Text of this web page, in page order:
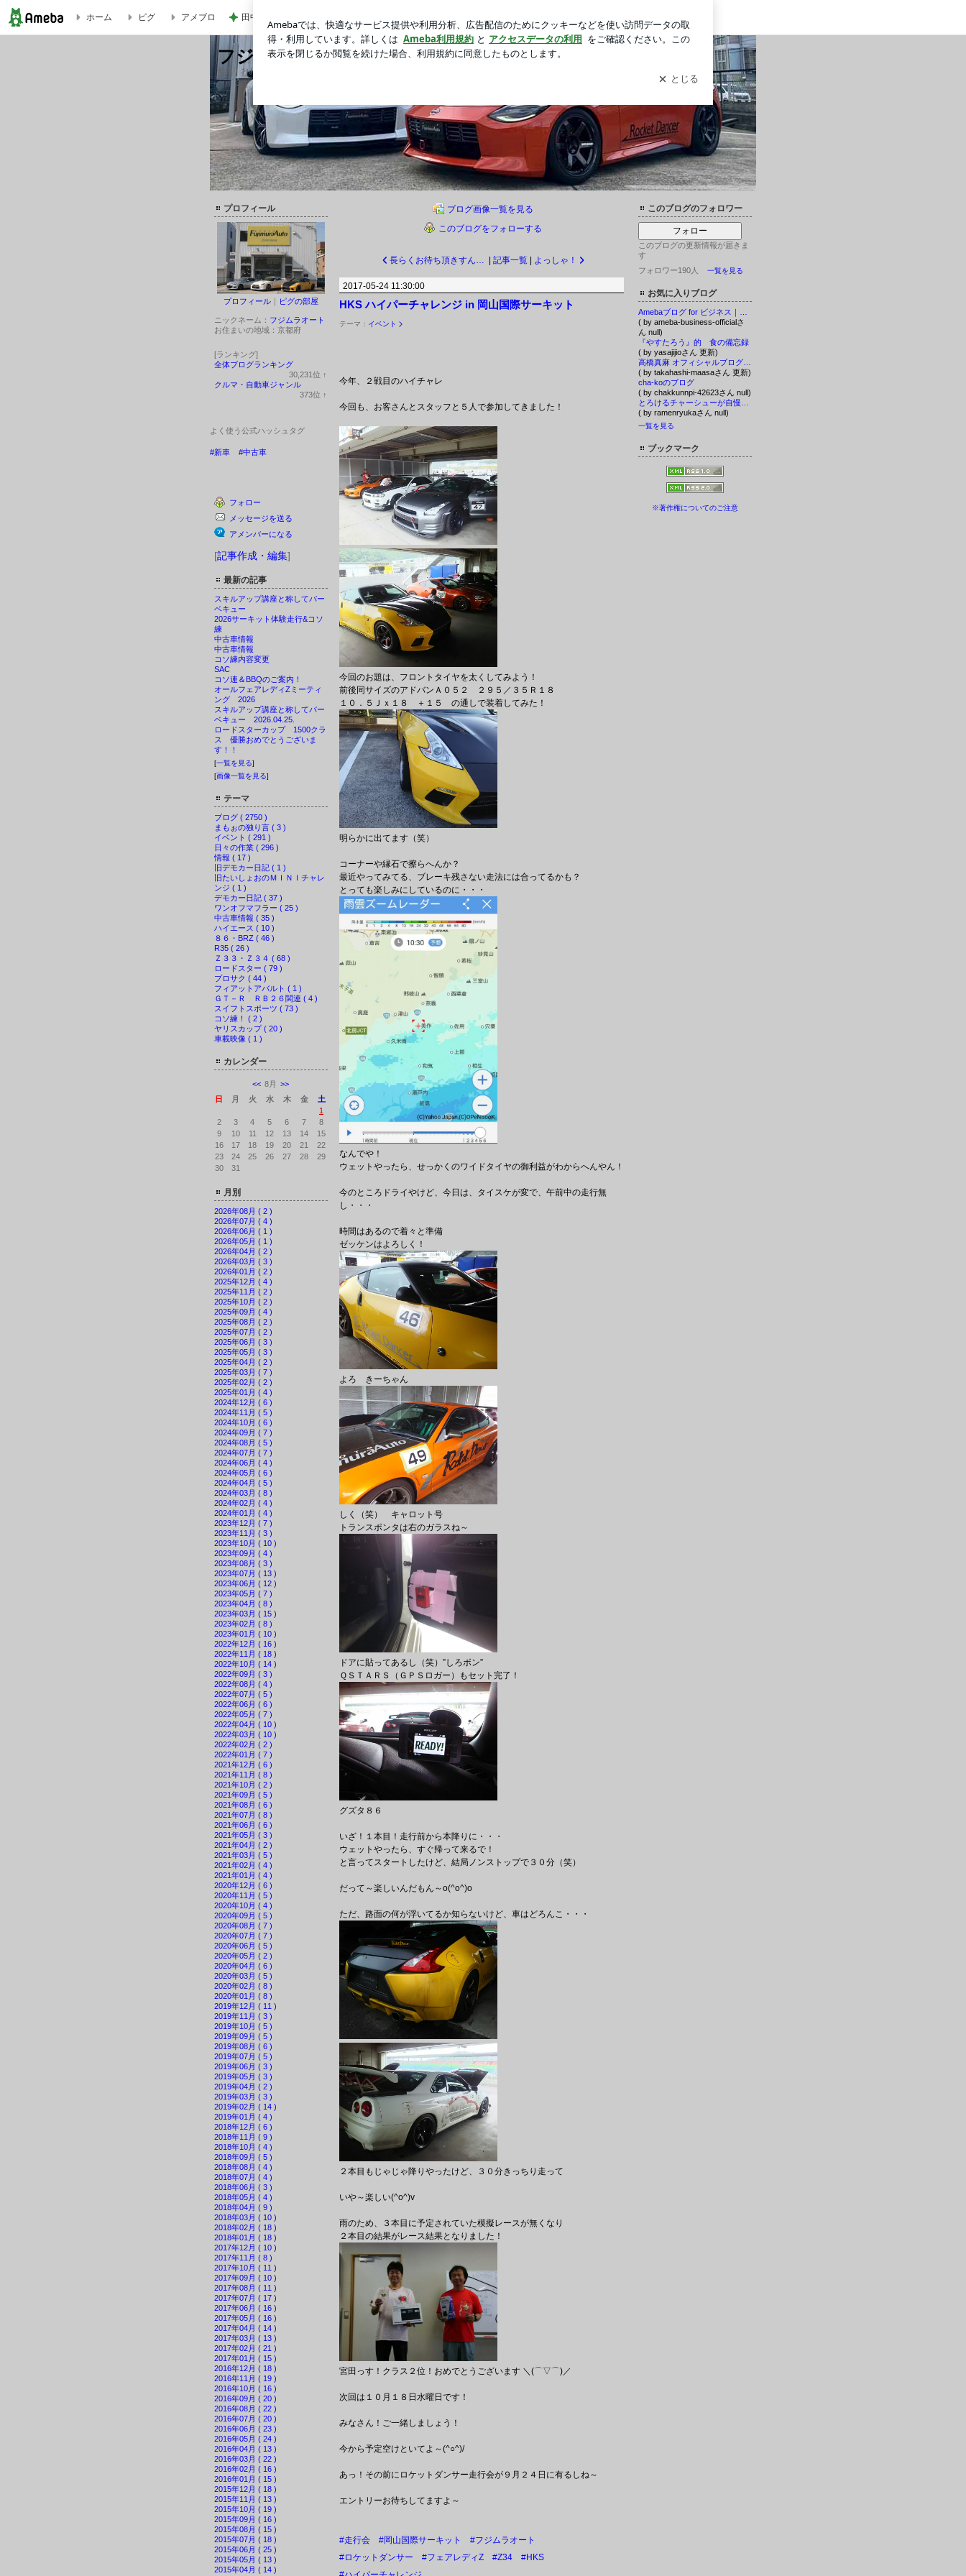
HKS ハイパーチャレンジ in 岡山国際サーキット | フジムラオートのブログ
ホーム ピグ アメブロ 田中健 広島の放送を見てした黙祷
フジムラオートのブログ
毎度！おおきに！京都のフジムラオートです。 フジムラオートの日常を紹介しております。
プロフィール
プロフィール ｜ ピグの部屋
ニックネーム： フジムラオート
お住まいの地域： 京都府
[ランキング]
全体ブログランキング
30,231位 ↑
クルマ・自動車ジャンル
373位 ↑
よく使う公式ハッシュタグ
#新車 #中古車
フォロー
メッセージを送る
アメンバーになる
[記事作成・編集]
最新の記事
スキルアップ講座と称してバー
ベキュー
2026サーキット体験走行&コソ
練
中古車情報
中古車情報
コソ練内容変更
SAC
コソ連＆BBQのご案内！
オールフェアレディZミーティ
ング 2026
スキルアップ講座と称してバー
ベキュー 2026.04.25.
ロードスターカップ 1500クラ
ス 優勝おめでとうございま
す！！
[一覧を見る]
[画像一覧を見る]
テーマ
ブログ ( 2750 )
まもぉの独り言 ( 3 )
イベント ( 291 )
日々の作業 ( 296 )
情報 ( 17 )
旧デモカー日記 ( 1 )
旧たいしょおのＭＩＮＩチャレ
ンジ ( 1 )
デモカー日記 ( 37 )
ワンオフマフラー ( 25 )
中古車情報 ( 35 )
ハイエース ( 10 )
８６・BRZ ( 46 )
R35 ( 26 )
Ｚ３３・Ｚ３４ ( 68 )
ロードスター ( 79 )
プロサク ( 44 )
フィアットアバルト ( 1 )
ＧＴ－Ｒ ＲＢ２６関連 ( 4 )
スイフトスポーツ ( 73 )
コソ練！ ( 2 )
ヤリスカップ ( 20 )
車載映像 ( 1 )
カレンダー
<< 8月 >>
日
月 火 水 木 金
土
1
2
3 4 5 6 7
8
9
10 11 12 13 14
15
16
17 18 19 20 21
22
23
24 25 26 27 28
29
30
31
月別
2026年08月 ( 2 )
2026年07月 ( 4 )
2026年06月 ( 1 )
2026年05月 ( 1 )
2026年04月 ( 2 )
2026年03月 ( 3 )
2026年01月 ( 2 )
2025年12月 ( 4 )
2025年11月 ( 2 )
2025年10月 ( 2 )
2025年09月 ( 4 )
2025年08月 ( 2 )
2025年07月 ( 2 )
2025年06月 ( 3 )
2025年05月 ( 3 )
2025年04月 ( 2 )
2025年03月 ( 7 )
2025年02月 ( 2 )
2025年01月 ( 4 )
2024年12月 ( 6 )
2024年11月 ( 5 )
2024年10月 ( 6 )
2024年09月 ( 7 )
2024年08月 ( 5 )
2024年07月 ( 7 )
2024年06月 ( 4 )
2024年05月 ( 6 )
2024年04月 ( 5 )
2024年03月 ( 8 )
2024年02月 ( 4 )
2024年01月 ( 4 )
2023年12月 ( 7 )
2023年11月 ( 3 )
2023年10月 ( 10 )
2023年09月 ( 4 )
2023年08月 ( 3 )
2023年07月 ( 13 )
2023年06月 ( 12 )
2023年05月 ( 7 )
2023年04月 ( 8 )
2023年03月 ( 15 )
2023年02月 ( 8 )
2023年01月 ( 10 )
2022年12月 ( 16 )
2022年11月 ( 18 )
2022年10月 ( 14 )
2022年09月 ( 3 )
2022年08月 ( 4 )
2022年07月 ( 5 )
2022年06月 ( 6 )
2022年05月 ( 7 )
2022年04月 ( 10 )
2022年03月 ( 10 )
2022年02月 ( 2 )
2022年01月 ( 7 )
2021年12月 ( 6 )
2021年11月 ( 8 )
2021年10月 ( 2 )
2021年09月 ( 5 )
2021年08月 ( 6 )
2021年07月 ( 8 )
2021年06月 ( 6 )
2021年05月 ( 3 )
2021年04月 ( 2 )
2021年03月 ( 5 )
2021年02月 ( 4 )
2021年01月 ( 4 )
2020年12月 ( 6 )
2020年11月 ( 5 )
2020年10月 ( 4 )
2020年09月 ( 5 )
2020年08月 ( 7 )
2020年07月 ( 7 )
2020年06月 ( 5 )
2020年05月 ( 2 )
2020年04月 ( 6 )
2020年03月 ( 5 )
2020年02月 ( 8 )
2020年01月 ( 8 )
2019年12月 ( 11 )
2019年11月 ( 3 )
2019年10月 ( 5 )
2019年09月 ( 5 )
2019年08月 ( 6 )
2019年07月 ( 5 )
2019年06月 ( 3 )
2019年05月 ( 3 )
2019年04月 ( 2 )
2019年03月 ( 3 )
2019年02月 ( 14 )
2019年01月 ( 4 )
2018年12月 ( 6 )
2018年11月 ( 9 )
2018年10月 ( 4 )
2018年09月 ( 5 )
2018年08月 ( 4 )
2018年07月 ( 4 )
2018年06月 ( 3 )
2018年05月 ( 4 )
2018年04月 ( 9 )
2018年03月 ( 10 )
2018年02月 ( 18 )
2018年01月 ( 18 )
2017年12月 ( 10 )
2017年11月 ( 8 )
2017年10月 ( 11 )
2017年09月 ( 10 )
2017年08月 ( 11 )
2017年07月 ( 17 )
2017年06月 ( 16 )
2017年05月 ( 16 )
2017年04月 ( 14 )
2017年03月 ( 13 )
2017年02月 ( 21 )
2017年01月 ( 15 )
2016年12月 ( 18 )
2016年11月 ( 19 )
2016年10月 ( 16 )
2016年09月 ( 20 )
2016年08月 ( 22 )
2016年07月 ( 20 )
2016年06月 ( 23 )
2016年05月 ( 24 )
2016年04月 ( 13 )
2016年03月 ( 22 )
2016年02月 ( 16 )
2016年01月 ( 15 )
2015年12月 ( 18 )
2015年11月 ( 13 )
2015年10月 ( 19 )
2015年09月 ( 16 )
2015年08月 ( 15 )
2015年07月 ( 18 )
2015年06月 ( 25 )
2015年05月 ( 13 )
2015年04月 ( 14 )
ブログ画像一覧を見る
このブログをフォローする
長らくお待ち頂きすんませんm(__)m 記事一覧 よっしゃ！
2017-05-24 11:30:00
HKS ハイパーチャレンジ in 岡山国際サーキット
テーマ： イベント
今年、２戦目のハイチャレ
今回も、お客さんとスタッフと５人で参加してきました！
今回のお題は、フロントタイヤを太くしてみよう！
前後同サイズのアドバンＡ０５２ ２９５／３５Ｒ１８
１０．５Ｊｘ１８ ＋１５ の通しで装着してみた！
明らかに出てます（笑）
コーナーや縁石で擦らへんか？
最近やってみてる、ブレーキ残さない走法には合ってるかも？
とっても楽しみにしているのに・・・
なんでや！
ウェットやったら、せっかくのワイドタイヤの御利益がわからへんやん！
今のところドライやけど、今日は、タイスケが変で、午前中の走行無
し・・・
時間はあるので着々と準備
ゼッケンはよろしく！
よろ きーちゃん
しく（笑） キャロット号
トランスポンタは右のガラスね～
ドアに貼ってあるし（笑）”しろボン”
ＱＳＴＡＲＳ（ＧＰＳロガー）もセット完了！
グズタ８６
いざ！１本目！走行前から本降りに・・・
ウェットやったら、すぐ帰って来るで！
と言ってスタートしたけど、結局ノンストップで３０分（笑）
だって～楽しいんだもん～o(^o^)o
ただ、路面の何が浮いてるか知らないけど、車はどろんこ・・・
２本目もじゃじゃ降りやったけど、３０分きっちり走って
いや～楽しい(^o^)v
雨のため、３本目に予定されていた模擬レースが無くなり
２本目の結果がレース結果となりました！
宮田っす！クラス２位！おめでとうございます ＼(⌒▽⌒)／
次回は１０月１８日水曜日です！
みなさん！ご一緒しましょう！
今から予定空けといてよ～(^○^)/
あっ！その前にロケットダンサー走行会が９月２４日に有るしね～
エントリーお待ちしてますよ～
#走行会 #岡山国際サーキット
#フジムラオート
#ロケットダンサー
#フェアレディZ #Z34
#HKS
このブログのフォロワー
フォロー
このブログの更新情報が届きま
す
フォロワー190人
一覧を見る
お気に入りブログ
( by ameba-business-officialさ
ん null)
『やすたろう』的 食の備忘録
( by yasajijioさん 更新)
( by takahashi-maasaさん 更新)
cha-koのブログ
( by chakkunnpi-42623さん null)
( by ramenryukaさん null)
一覧を見る
ブックマーク
※著作権についてのご注意